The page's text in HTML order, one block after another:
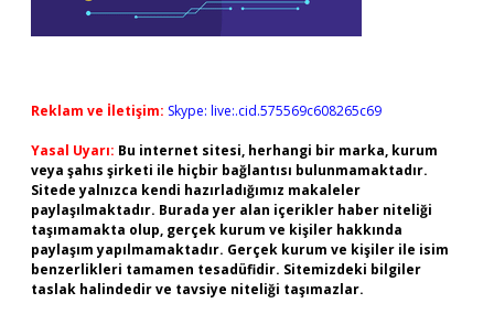
Reklam ve İletişim: Skype: live:.cid.575569c608265c69
Yasal Uyarı: Bu internet sitesi, herhangi bir marka, kurum
veya şahıs şirketi ile hiçbir bağlantısı bulunmamaktadır.
Sitede yalnızca kendi hazırladığımız makaleler
paylaşılmaktadır. Burada yer alan içerikler haber niteliği
taşımamakta olup, gerçek kurum ve kişiler hakkında
paylaşım yapılmamaktadır. Gerçek kurum ve kişiler ile isim
benzerlikleri tamamen tesadüfidir. Sitemizdeki bilgiler
taslak halindedir ve tavsiye niteliği taşımazlar.